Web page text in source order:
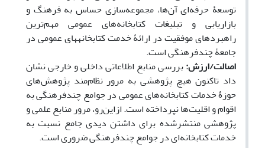
توسعۀ حرفه‌ای آن‌ها، مجموعه­‌سازی حساس به فرهنگ و
بازاریابی و تبلیغات کتابخانه‌های عمومی مهم‌ترین
راهبردهای موفقیت در ارائۀ خدمت کتابخانه­های عمومی در
جامعۀ چندفرهنگی است.
اصالت/ارزش:بررسی منابع اطلاعاتی داخلی و خارجی نشان
داد تاکنون هیچ پژوهشی به مرور نظام‌­مند پژوهش‌های
حوزۀ خدمات کتابخانه‌های عمومی در جوامع چندفرهنگی به
اقوام و اقلیت‌ها نپرداخته است. ازاینرو، مرور منابع علمی و
پژوهشی منتشرشده برای داشتن دیدی جامع نسبت به
خدمات کتابخانه‌ای در جوامع چندفرهنگی ضروری است.